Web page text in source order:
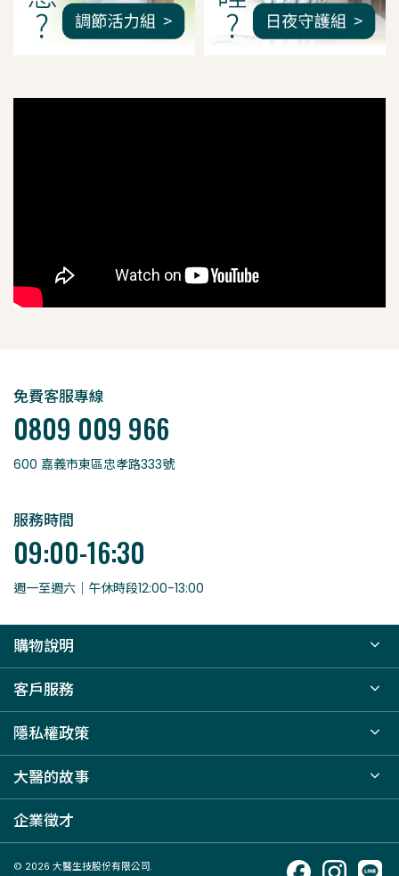
免費客服專線
0809 009 966
600 嘉義市東區忠孝路333號
服務時間
09:00-16:30
週一至週六｜午休時段12:00-13:00
購物說明
客戶服務
隱私權政策
大醫的故事
企業徵才
© 2026 大醫生技股份有限公司.